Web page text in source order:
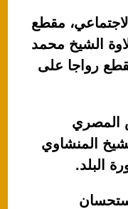
مقطع
الشيخ محمد
رواجا على
المصري
المنشاوي
البلد.